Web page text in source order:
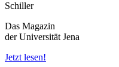
Schiller
Das Magazin
der Universität Jena
Jetzt lesen!